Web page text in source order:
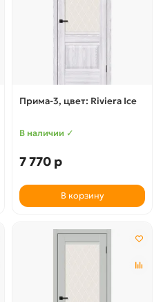
Прима-3, цвет: Riviera Ice
В наличии ✓
7 770 р
В корзину